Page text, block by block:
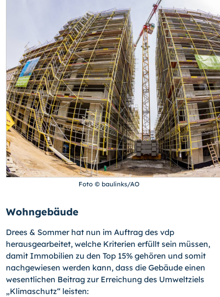
Foto © baulinks/AO
Wohngebäude
Drees & Sommer hat nun im Auftrag des vdp
herausgearbeitet, welche Kriterien erfüllt sein müssen,
damit Immobilien zu den Top 15% gehören und somit
nachgewiesen werden kann, dass die Gebäude einen
wesentlichen Beitrag zur Erreichung des Umweltziels
„Klimaschutz“ leisten: